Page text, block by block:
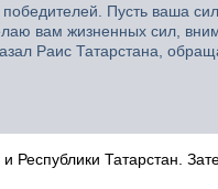
Пусть ваша
вам жизненных сил,
Раис Татарстана,
Республики Татарстан.